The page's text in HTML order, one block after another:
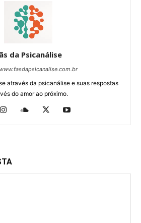
da Psicanálise
através da psicanálise e suas respostas
do amor ao próximo.